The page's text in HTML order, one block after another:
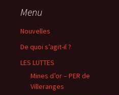
Menu
Nouvelles
De quoi s’agit-il ?
LES LUTTES
Mines d’or – PER de
Villeranges